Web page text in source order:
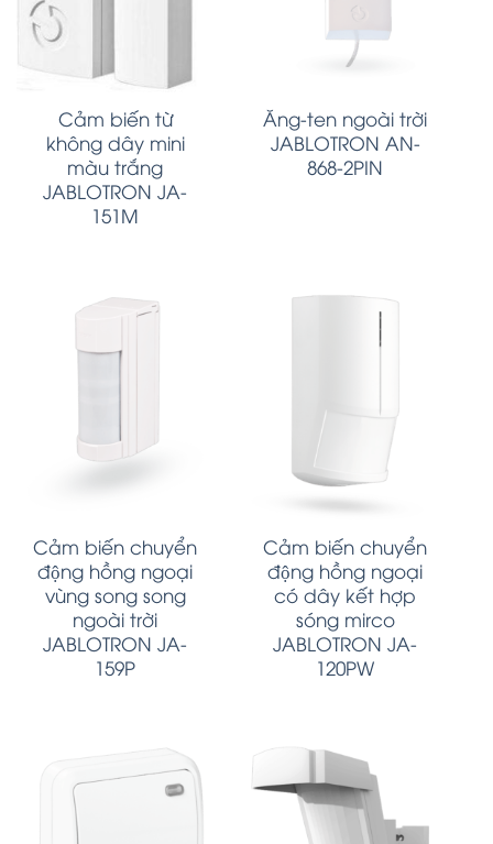
Cảm biến từ
không dây mini
màu trắng
JABLOTRON JA-
151M
Ăng-ten ngoài trời
JABLOTRON AN-
868-2PIN
Cảm biến chuyển
động hồng ngoại
vùng song song
ngoài trời
JABLOTRON JA-
159P
Cảm biến chuyển
động hồng ngoại
có dây kết hợp
sóng mirco
JABLOTRON JA-
120PW